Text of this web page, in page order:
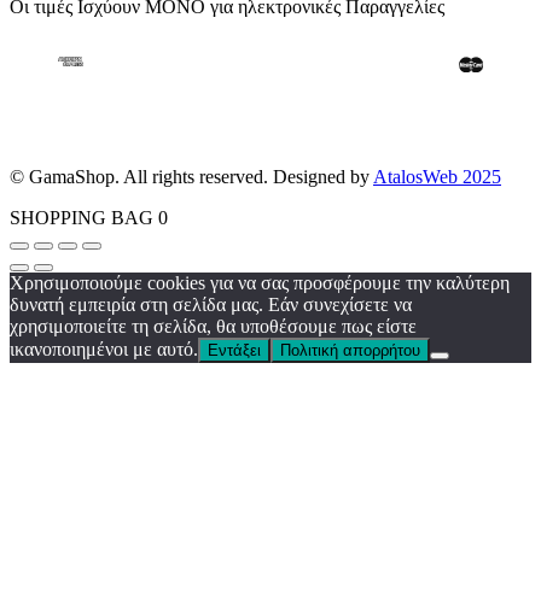
Οι τιμές Ισχύουν ΜΟΝΟ για ηλεκτρονικές Παραγγελίες
© GamaShop. All rights reserved. Designed by AtalosWeb 2025
SHOPPING BAG 0
Χρησιμοποιούμε cookies για να σας προσφέρουμε την καλύτερη
δυνατή εμπειρία στη σελίδα μας. Εάν συνεχίσετε να
χρησιμοποιείτε τη σελίδα, θα υποθέσουμε πως είστε
ικανοποιημένοι με αυτό.
Εντάξει Πολιτική απορρήτου